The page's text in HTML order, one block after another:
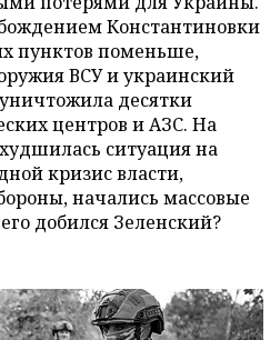
Константиновки
пунктов поменьше,
ВСУ и украинский
десятки
центров и АЗС. На
ситуация на
кризис власти,
начались массовые
добился Зеленский?